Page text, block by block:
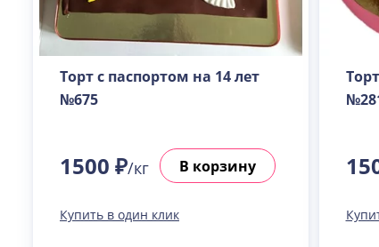
Торт с паспортом на 14 лет
№675
1500 ₽/кг В корзину
Купить в один клик